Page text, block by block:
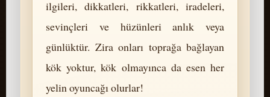
ilgileri, dikkatleri, rikkatleri, iradeleri,
sevinçleri ve hüzünleri anlık veya
günlüktür. Zira onları toprağa bağlayan
kök yoktur, kök olmayınca da esen her
yelin oyuncağı olurlar!